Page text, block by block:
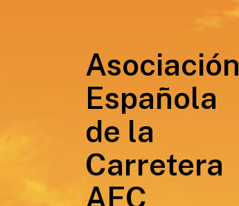
Asociación
Española
de la
Carretera
AEC